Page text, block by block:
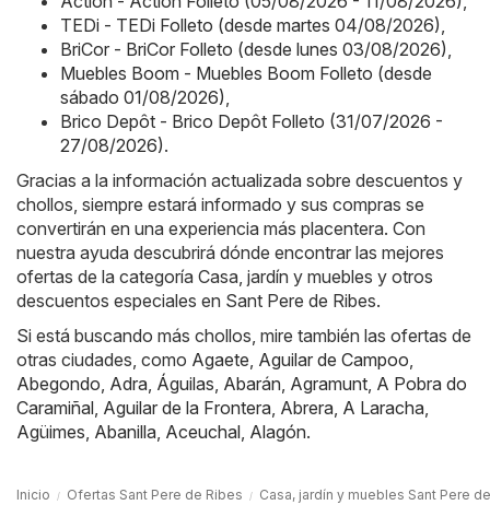
TEDi - TEDi Folleto (desde martes 04/08/2026),
BriCor - BriCor Folleto (desde lunes 03/08/2026),
Muebles Boom - Muebles Boom Folleto (desde
sábado 01/08/2026),
Brico Depôt - Brico Depôt Folleto (31/07/2026 -
27/08/2026).
Gracias a la información actualizada sobre descuentos y
chollos, siempre estará informado y sus compras se
convertirán en una experiencia más placentera. Con
nuestra ayuda descubrirá dónde encontrar las mejores
ofertas de la categoría Casa, jardín y muebles y otros
descuentos especiales en Sant Pere de Ribes.
Si está buscando más chollos, mire también las ofertas de
otras ciudades, como Agaete, Aguilar de Campoo,
Abegondo, Adra, Águilas, Abarán, Agramunt, A Pobra do
Caramiñal, Aguilar de la Frontera, Abrera, A Laracha,
Agüimes, Abanilla, Aceuchal, Alagón.
Inicio Ofertas Sant Pere de Ribes Casa, jardín y muebles Sant Pere